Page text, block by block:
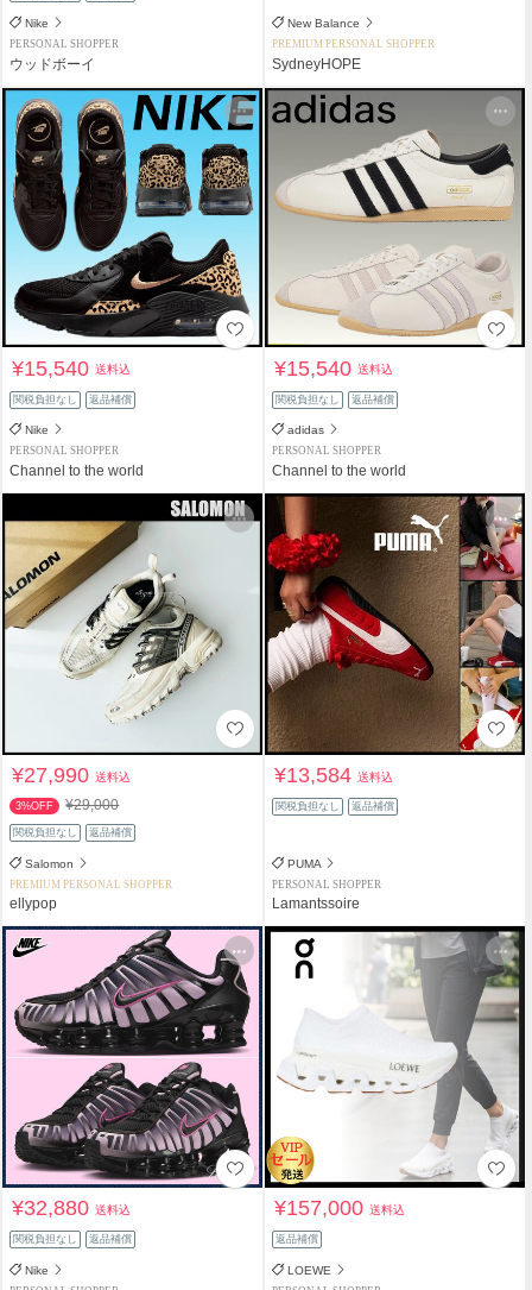
Nike
PERSONAL SHOPPER
ウッドボーイ
New Balance
PREMIUM PERSONAL SHOPPER
SydneyHOPE
¥15,540送料込
関税負担なし 返品補償
Nike
PERSONAL SHOPPER
Channel to the world
¥15,540送料込
関税負担なし 返品補償
adidas
PERSONAL SHOPPER
Channel to the world
¥27,990送料込
3%OFF ¥29,000
関税負担なし 返品補償
Salomon
PREMIUM PERSONAL SHOPPER
ellypop
¥13,584送料込
関税負担なし 返品補償
PUMA
PERSONAL SHOPPER
Lamantssoire
¥32,880送料込
関税負担なし 返品補償
Nike
¥157,000送料込
返品補償
LOEWE